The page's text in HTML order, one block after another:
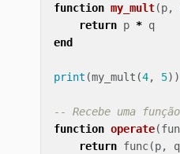
function my_mult(p,
return p * q
end
print (my_mult (4, 5))
-- Recebe uma
function operate(
return func(p, q